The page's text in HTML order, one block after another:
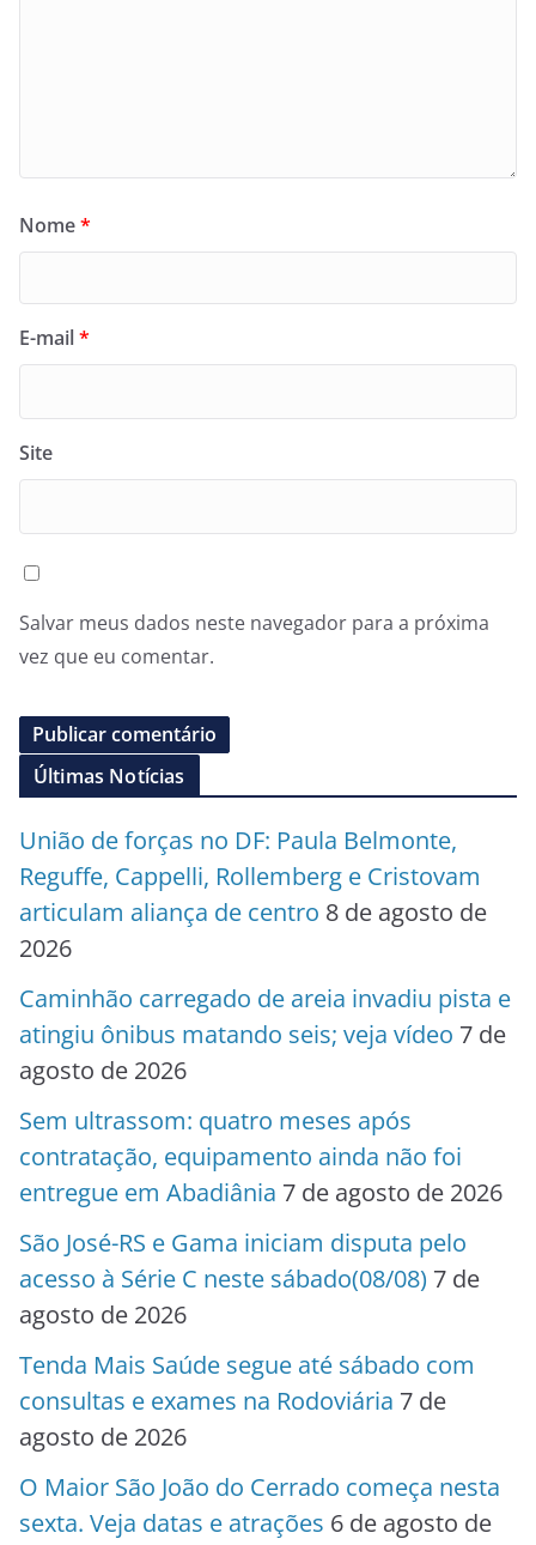
Nome*
E-mail*
Site
Salvar meus dados neste navegador para a próxima
vez que eu comentar.
Últimas Notícias
União de forças no DF: Paula Belmonte,
Reguffe, Cappelli, Rollemberg e Cristovam
articulam aliança de centro 8 de agosto de
2026
Caminhão carregado de areia invadiu pista e
atingiu ônibus matando seis; veja vídeo 7 de
agosto de 2026
Sem ultrassom: quatro meses após
contratação, equipamento ainda não foi
entregue em Abadiânia 7 de agosto de 2026
São José-RS e Gama iniciam disputa pelo
acesso à Série C neste sábado(08/08) 7 de
agosto de 2026
Tenda Mais Saúde segue até sábado com
consultas e exames na Rodoviária 7 de
agosto de 2026
O Maior São João do Cerrado começa nesta
sexta. Veja datas e atrações 6 de agosto de